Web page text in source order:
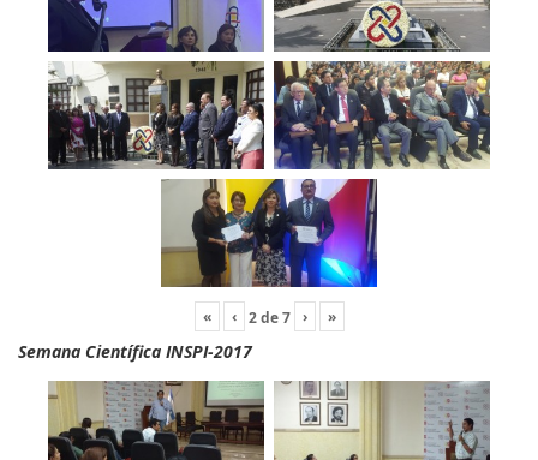
« ‹ 2de7 › »
Semana Científica INSPI-2017